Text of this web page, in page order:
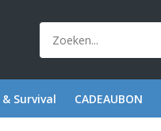
Survival CADEAUBON